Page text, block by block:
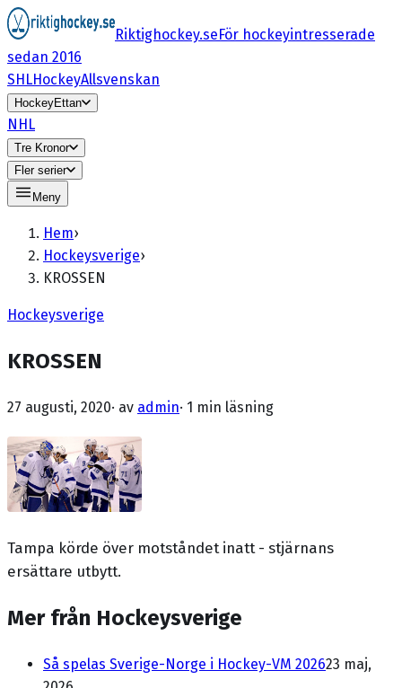
Riktighockey.seFör hockeyintresserade
sedan 2016
SHLHockeyAllsvenskan
HockeyEttan
NHL
Tre Kronor
Fler serier
Meny
Hem›
Hockeysverige›
KROSSEN
Hockeysverige
KROSSEN
27 augusti, 2020· av admin· 1 min läsning
Tampa körde över motståndet inatt - stjärnans
ersättare utbytt.
Mer från Hockeysverige
Så spelas Sverige-Norge i Hockey-VM 202623 maj,